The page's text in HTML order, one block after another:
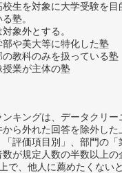
校生を対象に大学受験を
塾。
象外とする。
部や美大等に特化した塾
の教科のみを扱っている塾
授業が主体の塾
キングは、データクリー
ら外れた回答を除外した
評価項目別」、部門の
が規定人数の半数以上の
で、他人に薦めたくない